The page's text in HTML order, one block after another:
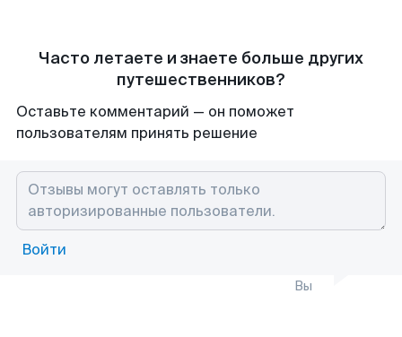
Часто летаете и знаете больше других
путешественников?
Оставьте комментарий — он поможет
пользователям принять решение
Войти
Вы